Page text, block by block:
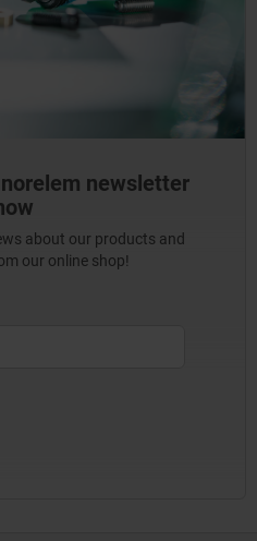
newsletter
about our products and
our online shop!